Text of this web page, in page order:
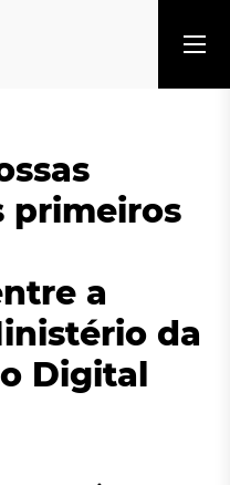
primeiros
a
da
Digital